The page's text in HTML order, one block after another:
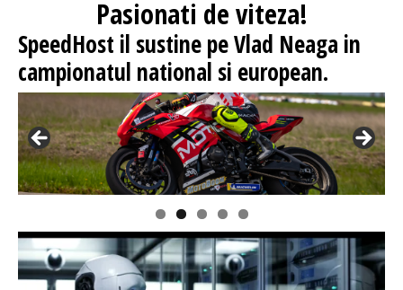
Pasionati de viteza!
SpeedHost il sustine pe Vlad Neaga in
campionatul national si european.